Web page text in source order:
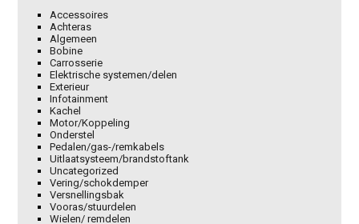
Accessoires
Achteras
Algemeen
Bobine
Carrosserie
Elektrische systemen/delen
Exterieur
Infotainment
Kachel
Motor/Koppeling
Onderstel
Pedalen/gas-/remkabels
Uitlaatsysteem/brandstoftank
Uncategorized
Vering/schokdemper
Versnellingsbak
Vooras/stuurdelen
Wielen/ remdelen